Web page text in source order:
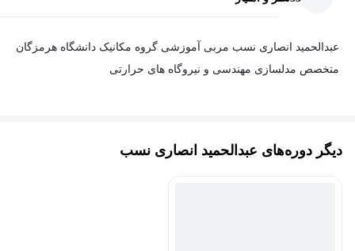
عبدالحمید انصاری نسب مربی آموزشی گروه مکانیک دانشگاه هرمزگان
متخصص مدلسازی مهندسی و نیروگاه های حرارتی
دیگر دوره‌های عبدالحمید انصاری نسب